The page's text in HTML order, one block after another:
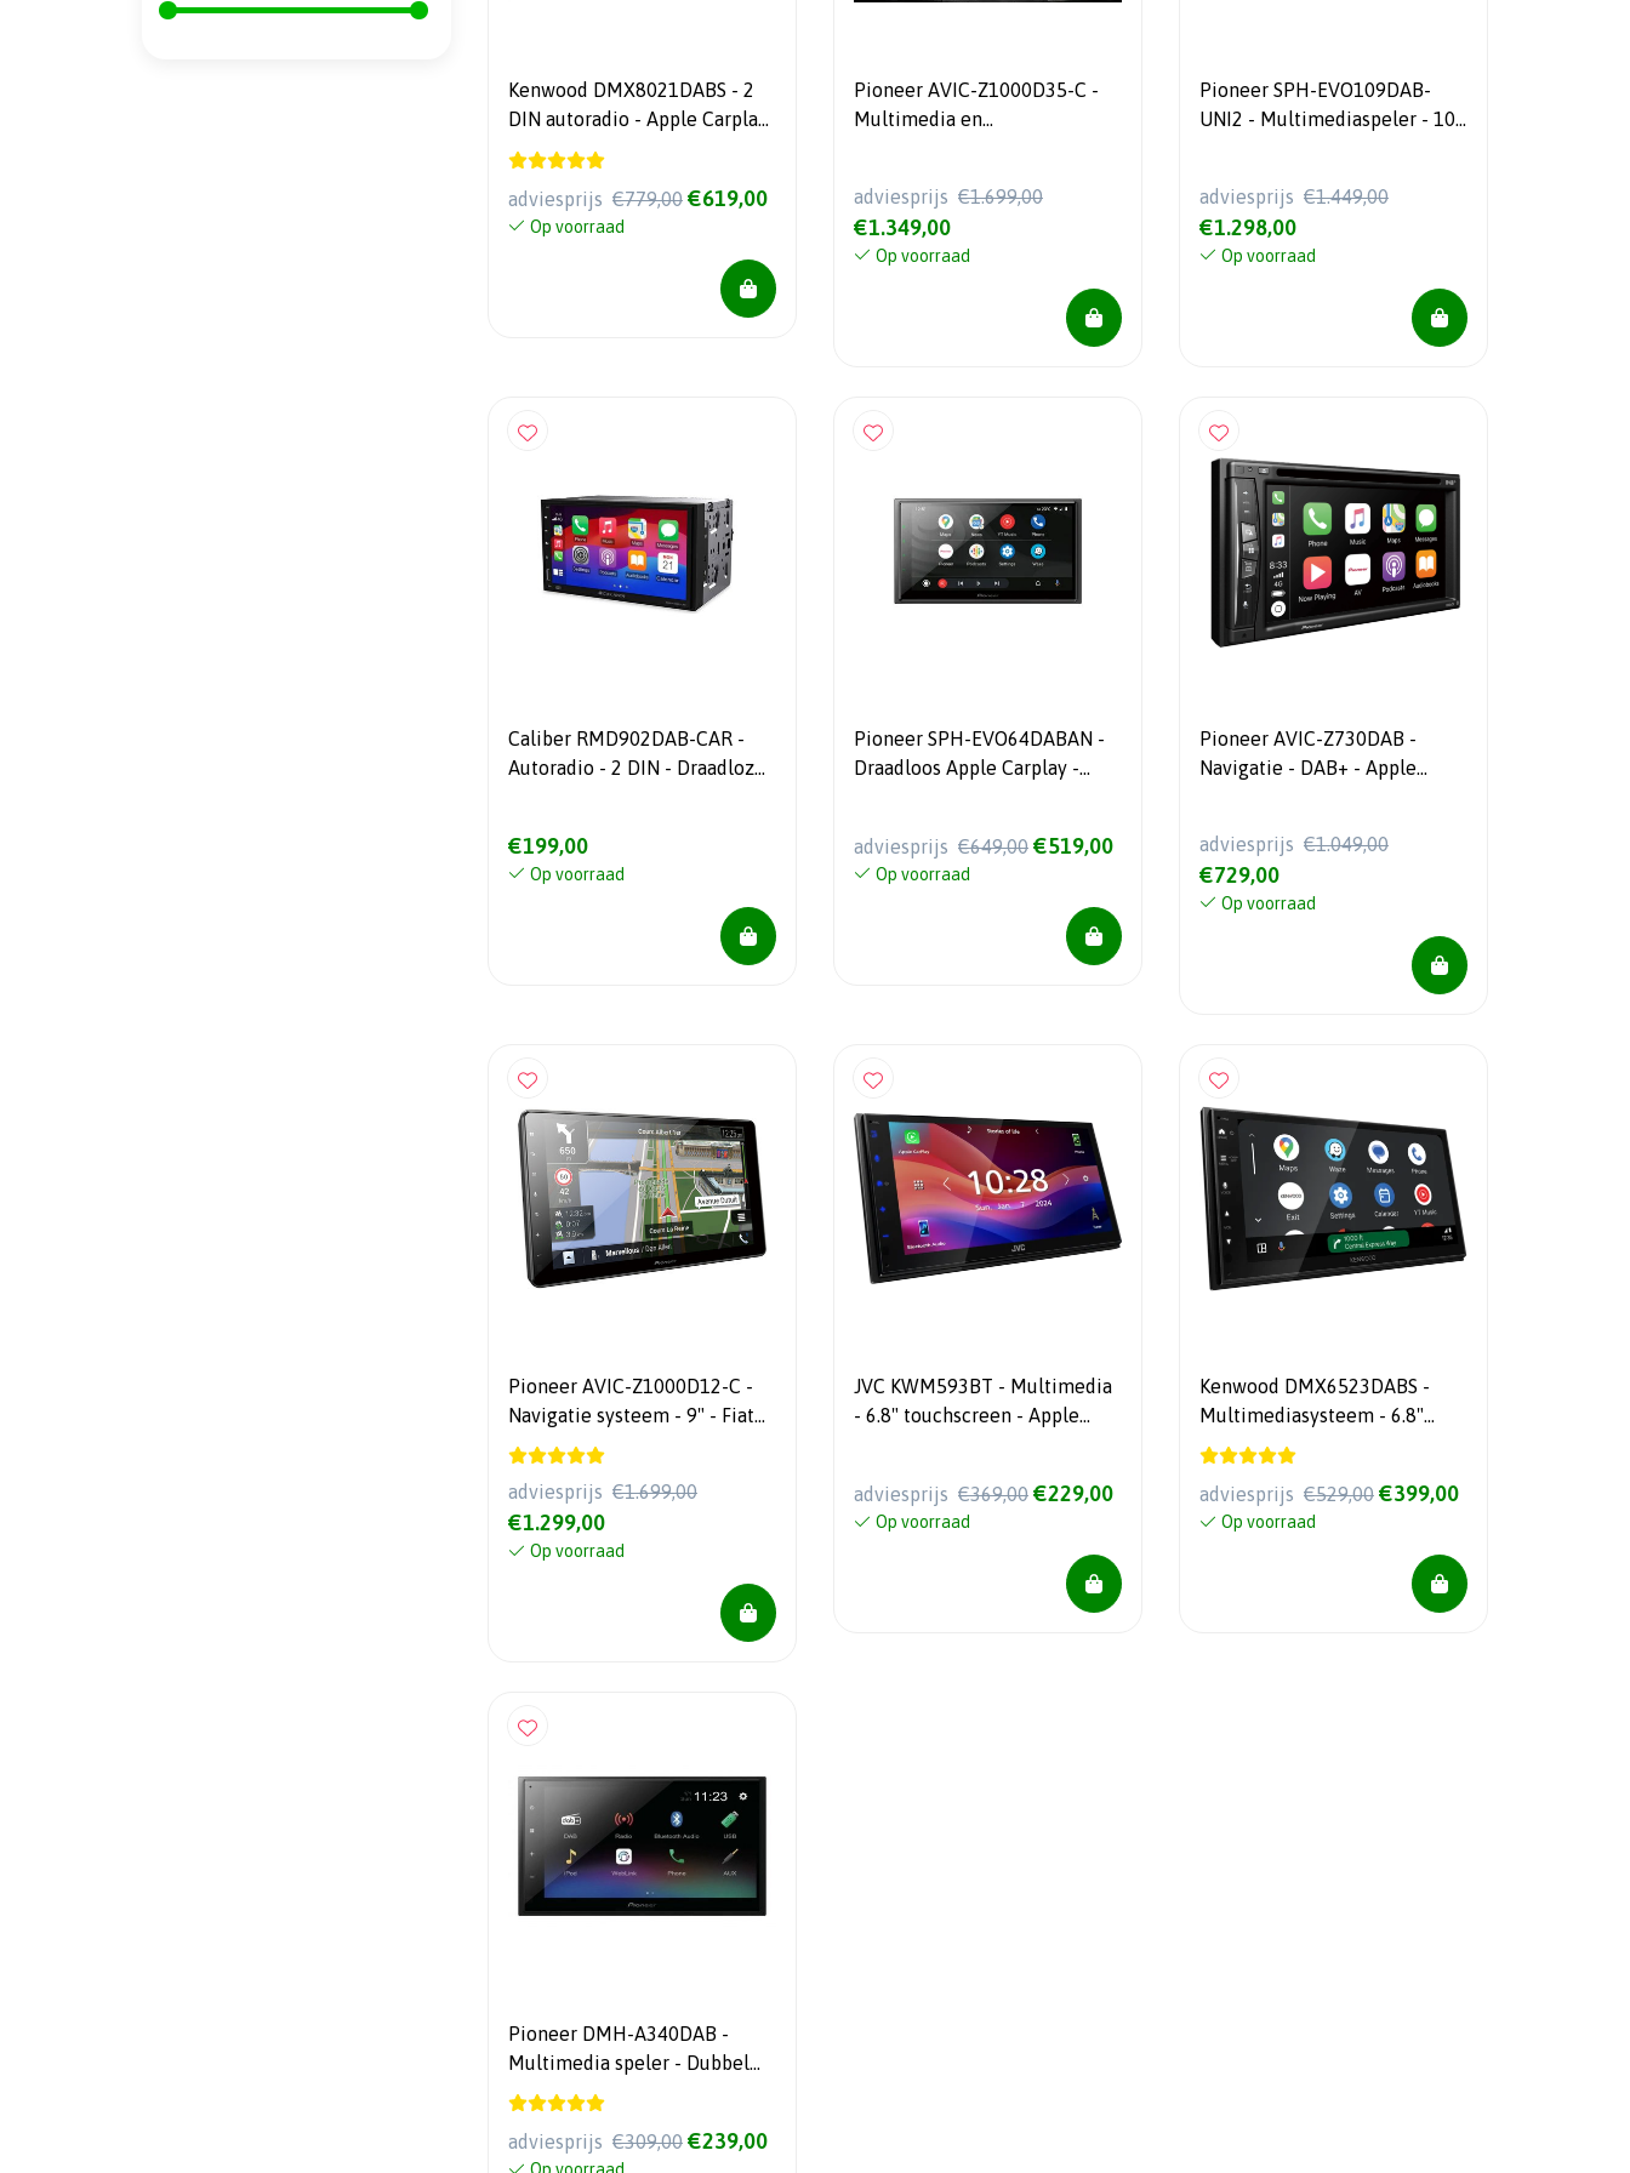
Kenwood DMX8021DABS - 2
DIN autoradio - Apple Carplay
& Android Auto - Usb -
adviesprijs €779,00 €619,00
Op voorraad
Pioneer AVIC-Z1000D35-C -
Multimedia en
adviesprijs €1.699,00
€1.349,00
Op voorraad
Pioneer SPH-EVO109DAB-
UNI2 - Multimediaspeler - 10"
adviesprijs €1.449,00
€1.298,00
Op voorraad
Caliber RMD902DAB-CAR -
Autoradio - 2 DIN - Draadloze
€199,00
Op voorraad
Pioneer SPH-EVO64DABAN -
Draadloos Apple Carplay -
adviesprijs €649,00 €519,00
Op voorraad
Pioneer AVIC-Z730DAB -
Navigatie - DAB+ - Apple
adviesprijs €1.049,00
€729,00
Op voorraad
Pioneer AVIC-Z1000D12-C -
Navigatie systeem - 9" - Fiat
Ducato III type 8 - Apple Car
Bluetooth - DAB+
adviesprijs €1.699,00
€1.299,00
Op voorraad
JVC KWM593BT - Multimedia
- 6.8" touchscreen - Apple
adviesprijs €369,00 €229,00
Op voorraad
Kenwood DMX6523DABS -
Multimediasysteem - 6.8"
touchscreen - Apple CarPlay
adviesprijs €529,00 €399,00
Op voorraad
Pioneer DMH-A340DAB -
Multimedia speler - Dubbel
Din - 6.8 Touchscreen - DAB -
adviesprijs €309,00 €239,00